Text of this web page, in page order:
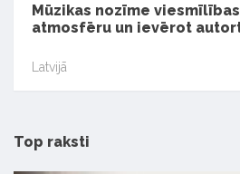
Mūzikas nozīme
atmosfēru un ievērot
Latvijā
Top raksti